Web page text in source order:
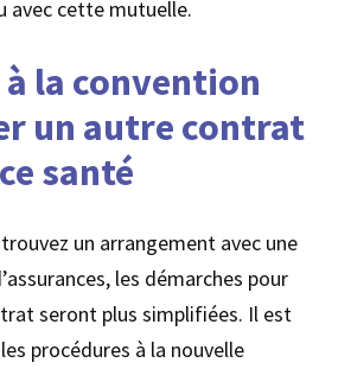
avec cette mutuelle.
la convention
un autre contrat
santé
un arrangement avec une
les démarches pour
seront plus simplifiées. Il est
procédures à la nouvelle